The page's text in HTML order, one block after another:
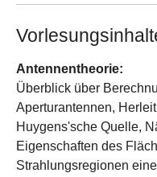
Antennentheorie:
Überblick über
Aperturantennen,
Huygens'sche Quelle,
Eigenschaften des
Strahlungsregionen